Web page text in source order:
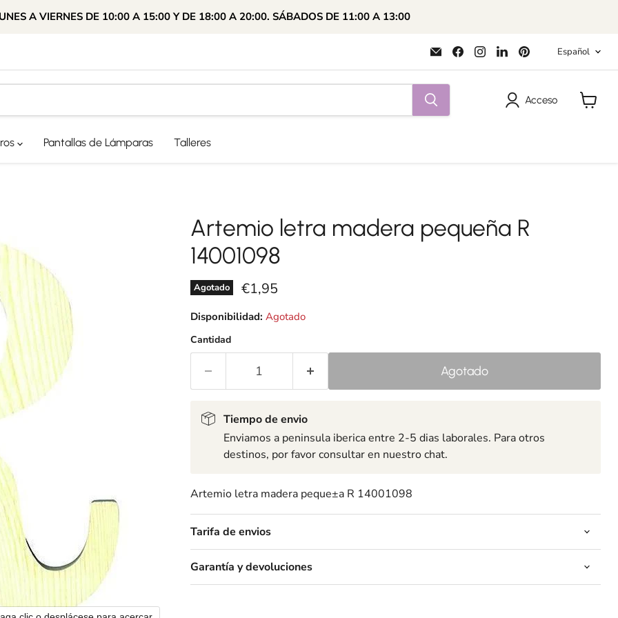
A VIERNES DE 10:00 A 15:00 Y DE 18:00 A 20:00. SÁBADOS DE 11:00 A 13:00
Encuéntrenos
en
Correo
electrónico
Encuéntrenos
en
Facebook
Encuéntrenos
en
Instagram
Encuéntrenos
en
LinkedIn
Encuéntrenos
Pinterest
Idioma
Español
Acceso
Pantallas de Lámparas Talleres
Artemio letra madera pequeña R
14001098
Agotado Precio actual
€1,95
Disponibilidad: Agotado
Cantidad
Agotado
Tiempo de envio
Enviamos a peninsula iberica entre 2-5 dias laborales. Para otros
destinos, por favor consultar en nuestro chat.
Artemio letra madera peque±a R 14001098
Tarifa de envios
Garantía y devoluciones